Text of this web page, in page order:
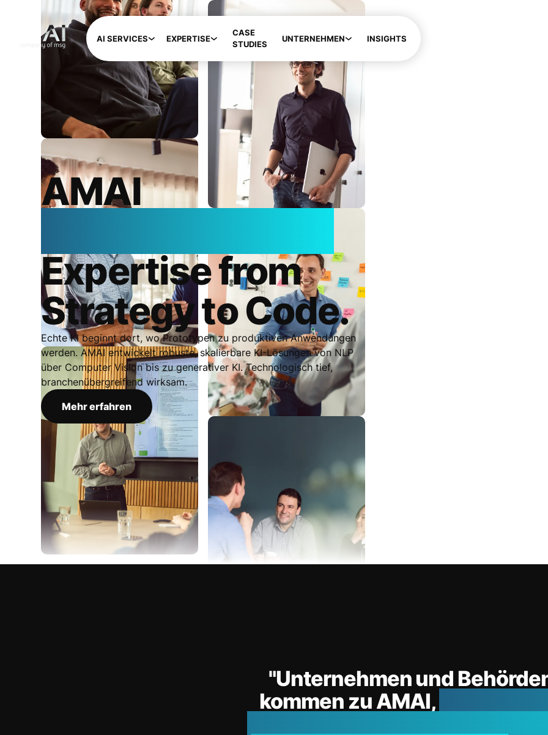
AI SERVICES EXPERTISE
CASE
STUDIES
UNTERNEHMEN INSIGHTS
AMAI
Expertise from
Strategy to Code.
Echte KI beginnt dort, wo Prototypen zu produktiven Anwendungen
werden. AMAI entwickelt robuste, skalierbare KI-Lösungen von NLP
über Computer Vision bis zu generativer KI. Technologisch tief,
branchenübergreifend wirksam.
Mehr erfahren
"Unternehmen und
kommen zu AMAI,